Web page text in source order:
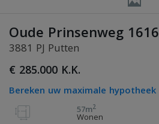
Oude Prinsenweg 1616
3881 PJ Putten
€ 285.000 K.K.
Bereken uw maximale hypotheek
57m2
Wonen